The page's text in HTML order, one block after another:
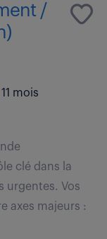
/
11 mois
clé dans la
urgentes. Vos
axes majeurs :